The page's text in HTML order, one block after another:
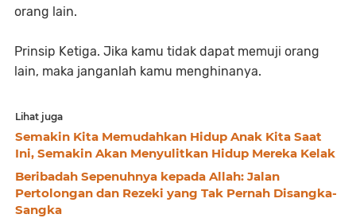
orang lain.
Prinsip Ketiga. Jika kamu tidak dapat memuji orang
lain, maka janganlah kamu menghinanya.
Lihat juga
Semakin Kita Memudahkan Hidup Anak Kita Saat
Ini, Semakin Akan Menyulitkan Hidup Mereka Kelak
Beribadah Sepenuhnya kepada Allah: Jalan
Pertolongan dan Rezeki yang Tak Pernah Disangka-
Sangka